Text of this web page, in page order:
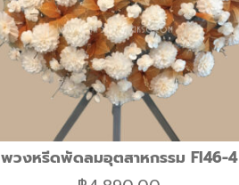
พวงหรีดพัดลมอุตสาหกรรม FI46-4